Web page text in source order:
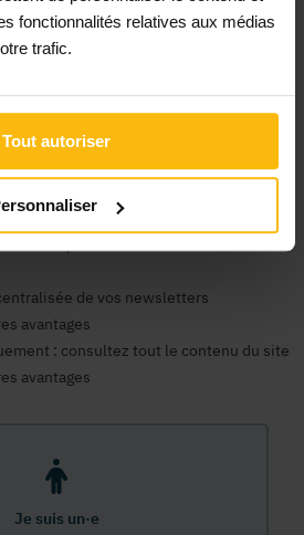
fonctionnalités relatives aux médias
trafic.
Tout autoriser
Je suis un·e
nécessaire pour bénéficier au nom
de la plateforme MonASBL.be :
fiches infos et bénéficier du
annonces, consulter notre contenu
d'un support expert, etc.
pour tous nos sites
de vos newsletters
avantages
: consultez tout le contenu du site
avantages